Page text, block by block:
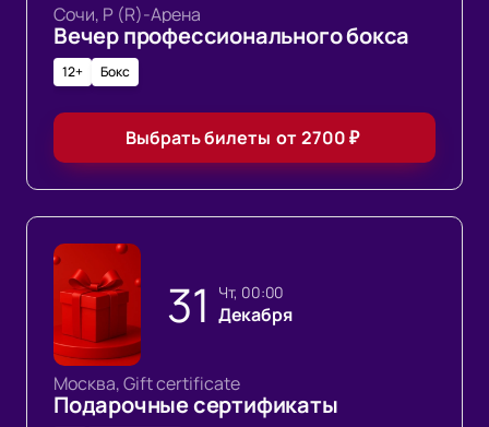
Сочи, Р (R)-Арена
Вечер профессионального бокса
12+ Бокс
Выбрать билеты от2700₽
31 чт, 00:00
Декабря
Москва, Gift certificate
Подарочные сертификаты